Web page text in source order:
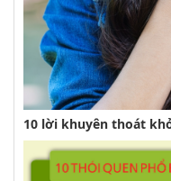
10 lời khuyên thoát